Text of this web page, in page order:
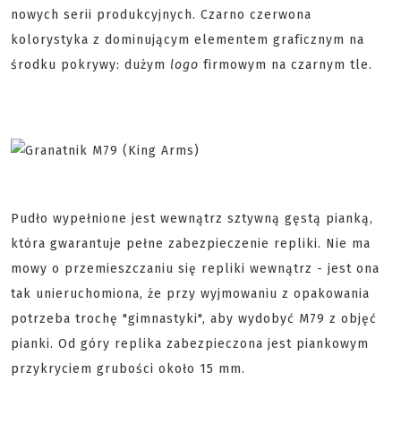
nowych serii produkcyjnych. Czarno czerwona
kolorystyka z dominującym elementem graficznym na
środku pokrywy: dużym logo firmowym na czarnym tle.
Pudło wypełnione jest wewnątrz sztywną gęstą pianką,
która gwarantuje pełne zabezpieczenie repliki. Nie ma
mowy o przemieszczaniu się repliki wewnątrz - jest ona
tak unieruchomiona, że przy wyjmowaniu z opakowania
potrzeba trochę "gimnastyki", aby wydobyć M79 z objęć
pianki. Od góry replika zabezpieczona jest piankowym
przykryciem grubości około 15 mm.